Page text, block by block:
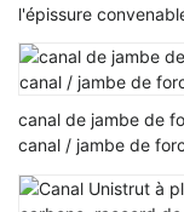
l'épissure
d'angle
canal de jambe de
canal / jambe de